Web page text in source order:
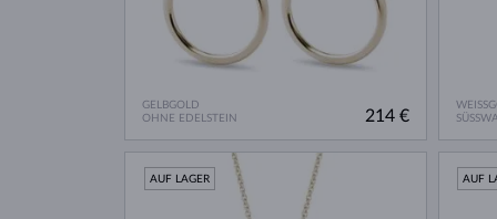
GELBGOLD
OHNE EDELSTEIN
214 €
AUF LAGER AUF